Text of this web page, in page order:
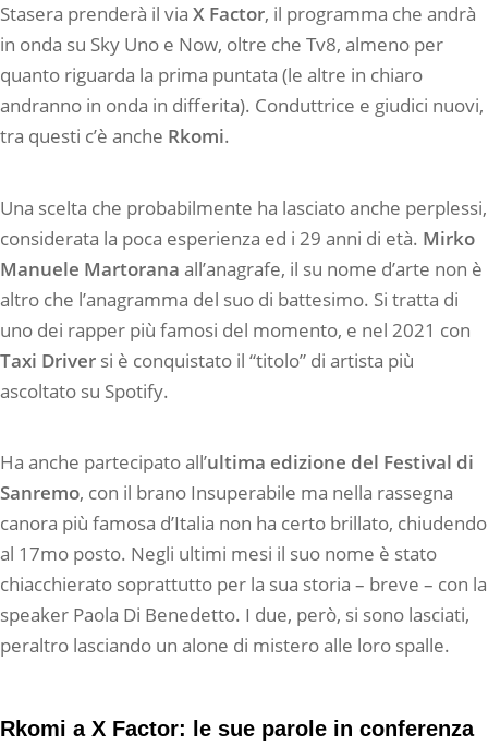
Stasera prenderà il via X Factor, il programma che andrà
in onda su Sky Uno e Now, oltre che Tv8, almeno per
quanto riguarda la prima puntata (le altre in chiaro
andranno in onda in differita). Conduttrice e giudici nuovi,
tra questi c’è anche Rkomi.
Una scelta che probabilmente ha lasciato anche perplessi,
considerata la poca esperienza ed i 29 anni di età. Mirko
Manuele Martorana all’anagrafe, il su nome d’arte non è
altro che l’anagramma del suo di battesimo. Si tratta di
uno dei rapper più famosi del momento, e nel 2021 con
Taxi Driver si è conquistato il “titolo” di artista più
ascoltato su Spotify.
Ha anche partecipato all’ultima edizione del Festival di
Sanremo, con il brano Insuperabile ma nella rassegna
canora più famosa d’Italia non ha certo brillato, chiudendo
al 17mo posto. Negli ultimi mesi il suo nome è stato
chiacchierato soprattutto per la sua storia – breve – con la
speaker Paola Di Benedetto. I due, però, si sono lasciati,
peraltro lasciando un alone di mistero alle loro spalle.
Rkomi a X Factor: le sue parole in conferenza